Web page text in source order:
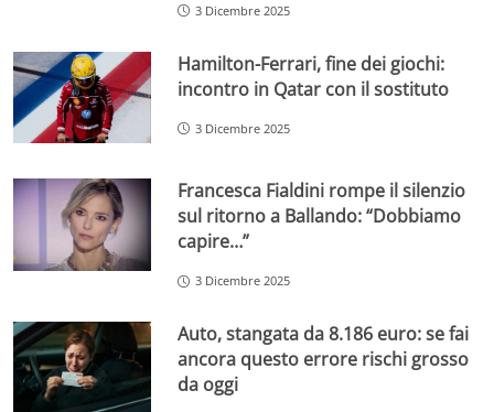
3 Dicembre 2025
Hamilton-Ferrari, fine dei giochi:
incontro in Qatar con il sostituto
3 Dicembre 2025
Francesca Fialdini rompe il silenzio
sul ritorno a Ballando: “Dobbiamo
capire…”
3 Dicembre 2025
Auto, stangata da 8.186 euro: se fai
ancora questo errore rischi grosso
da oggi